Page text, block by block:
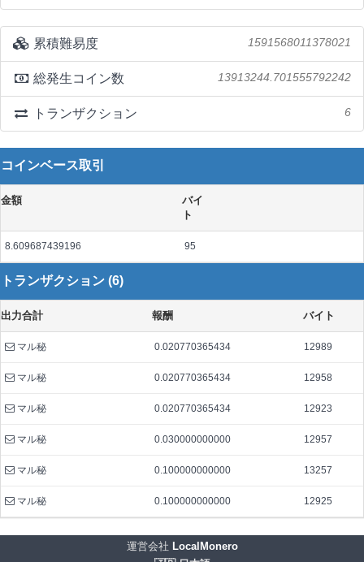
累積難易度 1591568011378021
総発生コイン数 13913244.701555792242
トランザクション 6
コインベース取引
金額
バイ
ト
8.609687439196 95
トランザクション (6)
出力合計 報酬 バイト
マル秘 0.020770365434 12989
マル秘 0.020770365434 12958
マル秘 0.020770365434 12923
マル秘 0.030000000000 12957
マル秘 0.100000000000 13257
マル秘 0.100000000000 12925
運営会社 LocalMonero